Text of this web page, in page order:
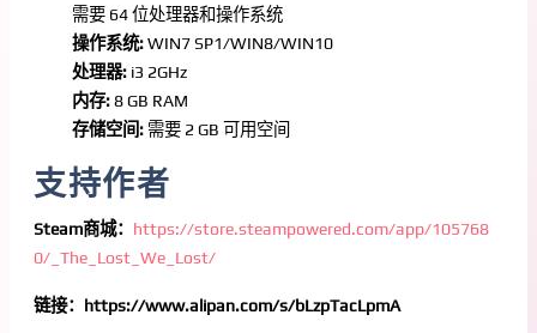
需要 64 位处理器和操作系统
操作系统:WIN7 SP1/WIN8/WIN10
处理器: i3 2GHz
内存:8 GB RAM
存储空间: 需要 2 GB 可用空间
支持作者
Steam商城： https://store.steampowered.com/app/105768
0/_The_Lost_We_Lost/
链接：https://www.alipan.com/s/bLzpTacLpmA